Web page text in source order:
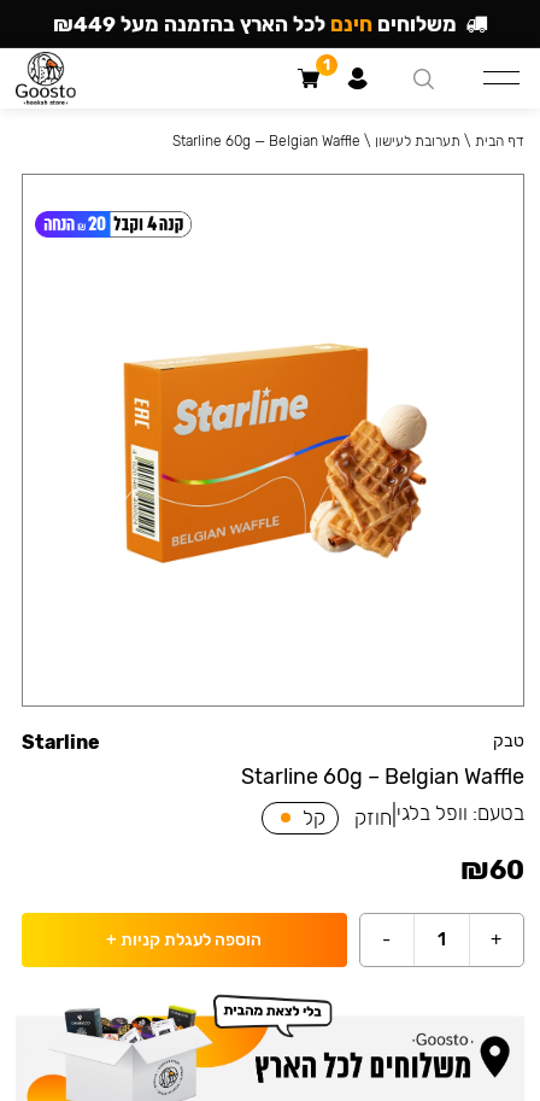
טבק
Starline 60g – Belgian Waffle
Starline
בטעם: וופל בלגי חוזק קל
₪60
+
1
- הוספה לעגלת קניות +
דף הבית \ תערובת לעישון \
Starline 60g — Belgian Waffle
משלוחים חינם לכל הארץ בהזמנה מעל ₪449
1